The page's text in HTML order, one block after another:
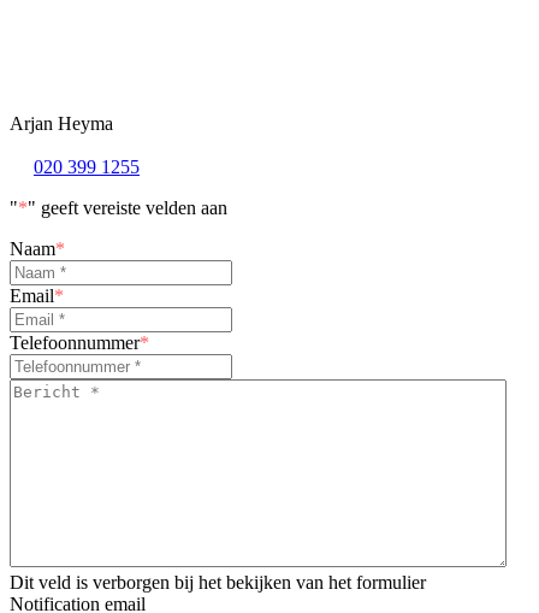
Arjan Heyma
020 399 1255
"*" geeft vereiste velden aan
Naam*
Email*
Telefoonnummer*
Bericht
Dit veld is verborgen bij het bekijken van het formulier
Notification email